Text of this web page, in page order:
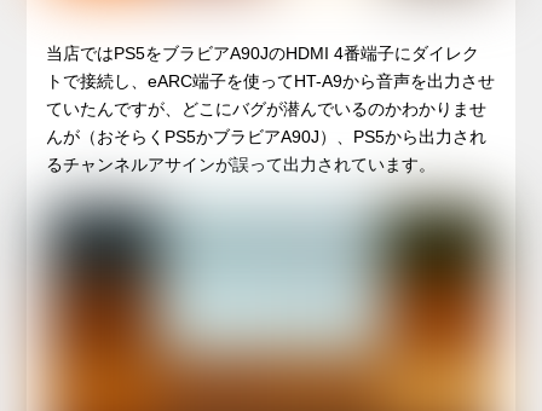
当店ではPS5をブラビアA90JのHDMI 4番端子にダイレク
トで接続し、eARC端子を使ってHT-A9から音声を出力させ
ていたんですが、どこにバグが潜んでいるのかわかりませ
んが（おそらくPS5かブラビアA90J）、PS5から出力され
るチャンネルアサインが誤って出力されています。